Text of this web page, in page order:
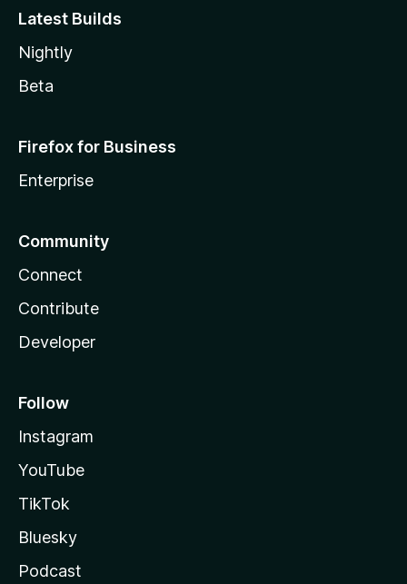
Latest Builds
Nightly
Beta
Firefox for Business
Enterprise
Community
Connect
Contribute
Developer
Follow
Instagram
YouTube
TikTok
Bluesky
Podcast